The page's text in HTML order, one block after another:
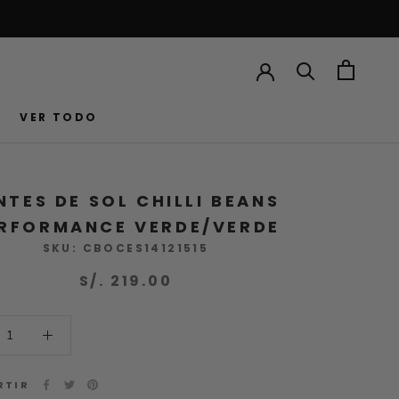
VER TODO
DE SOL CHILLI BEANS
VERDE/VERDE
SKU: CBOCES14121515
S/. 219.00